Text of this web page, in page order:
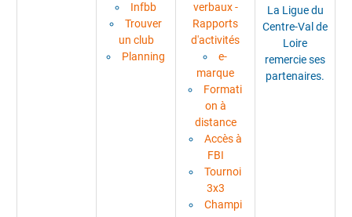
Infbb
Trouver
un club
Planning
verbaux -
Rapports
d'activités
e-
marque
Formati
on à
distance
Accès à
FBI
Tournoi
3x3
Champi
La Ligue du
Centre-Val de
Loire
remercie ses
partenaires.